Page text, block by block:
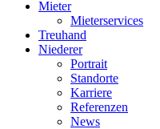
Mieter
Mieterservices
Treuhand
Niederer
Portrait
Standorte
Karriere
Referenzen
News